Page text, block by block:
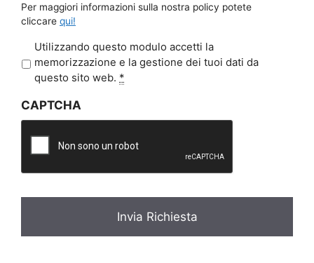
Per maggiori informazioni sulla nostra policy potete
cliccare qui!
r
a
c
*
Utilizzando questo modulo accetti la
memorizzazione e la gestione dei tuoi dati da
questo sito web. *
CAPTCHA